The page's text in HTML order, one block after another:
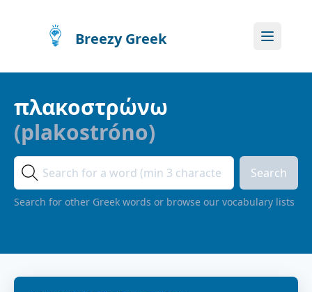
Breezy Greek
πλακοστρώνω
(plakostróno)
Search
Search for other Greek words or browse our vocabulary lists